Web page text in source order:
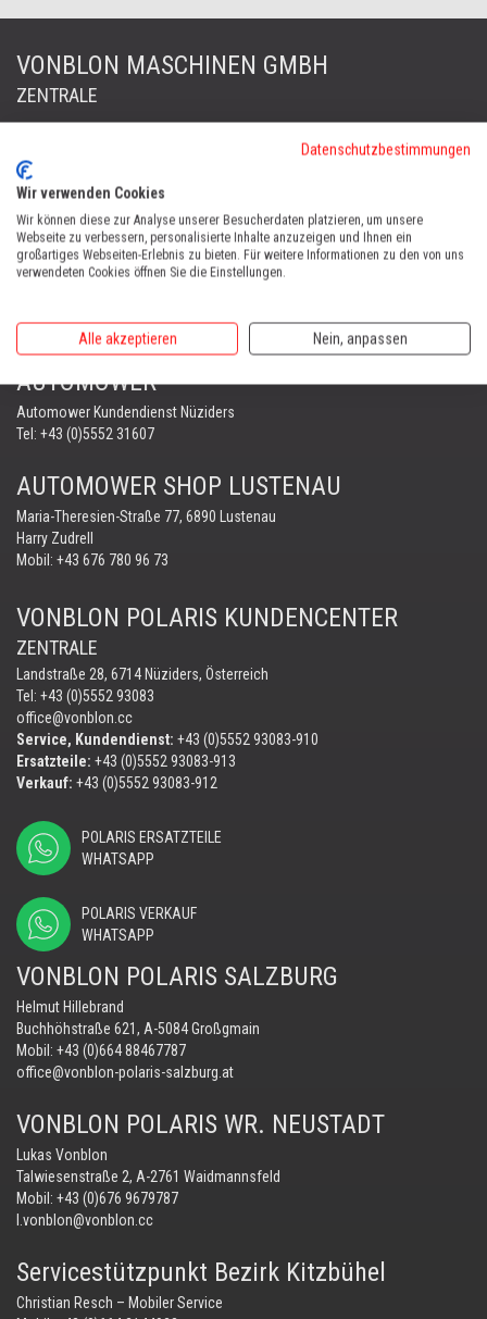
VONBLON MASCHINEN GMBH
ZENTRALE
FORST & GARTENGERÄTE
Landstraße 28, 6714 Nüziders, Österreich
Tel: +43 (0)5552 63868
Fax: +43 (0)5552 66745
office@vonblon.cc
AUTOMOWER
PORTABLE WINCH
AUTOMOWER
Automower Kundendienst Nüziders
Tel: +43 (0)5552 31607
AUTOMOWER SHOP LUSTENAU
Maria-Theresien-Straße 77, 6890 Lustenau
Harry Zudrell
Mobil: +43 676 780 96 73
VONBLON POLARIS KUNDENCENTER
ZENTRALE
Landstraße 28, 6714 Nüziders, Österreich
Tel: +43 (0)5552 93083
office@vonblon.cc
Service, Kundendienst: +43 (0)5552 93083-910
Ersatzteile: +43 (0)5552 93083-913
Verkauf: +43 (0)5552 93083-912
POLARIS ERSATZTEILE
WHATSAPP
POLARIS VERKAUF
WHATSAPP
VONBLON POLARIS SALZBURG
Helmut Hillebrand
Buchhöhstraße 621, A-5084 Großgmain
Mobil: +43 (0)664 88467787
office@vonblon-polaris-salzburg.at
VONBLON POLARIS WR. NEUSTADT
Lukas Vonblon
Talwiesenstraße 2, A-2761 Waidmannsfeld
Mobil: +43 (0)676 9679787
l.vonblon@vonblon.cc
Servicestützpunkt Bezirk Kitzbühel
Christian Resch – Mobiler Service
Datenschutzbestimmungen
Wir verwenden Cookies
Wir können diese zur Analyse unserer Besucherdaten platzieren, um unsere
Webseite zu verbessern, personalisierte Inhalte anzuzeigen und Ihnen ein
großartiges Webseiten-Erlebnis zu bieten. Für weitere Informationen zu den von uns
verwendeten Cookies öffnen Sie die Einstellungen.
Alle akzeptieren Nein, anpassen